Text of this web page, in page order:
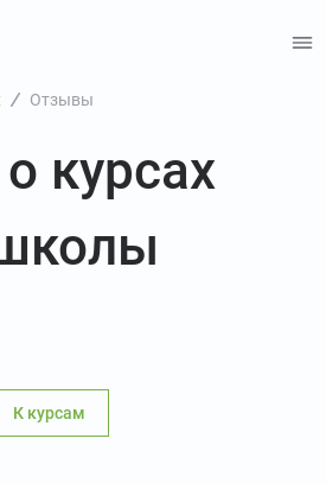
Отзывы
курсах
К курсам